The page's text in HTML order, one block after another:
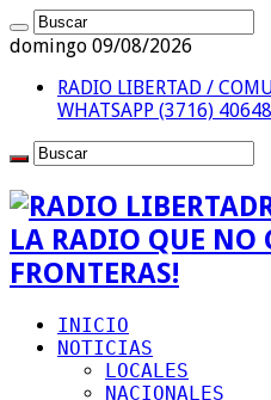
domingo 09/08/2026
RADIO LIBERTAD /
WHATSAPP (3716)
LA RADIO QUE NO
FRONTERAS!
INICIO
NOTICIAS
LOCALES
NACIONALES